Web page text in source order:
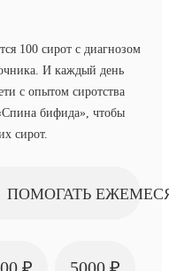
100 сирот с диагнозом
И каждый день
с опытом сиротства
бифида», чтобы
сирот.
ПОМОГАТЬ